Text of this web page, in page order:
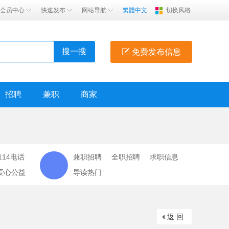
会员中心 快速发布 网站导航 繁體中文 切换风格
免费发布信息
搜一搜
招聘 兼职 商家
电话
心公益
兼职招聘 全职招聘
求职信息
导读热门
返 回